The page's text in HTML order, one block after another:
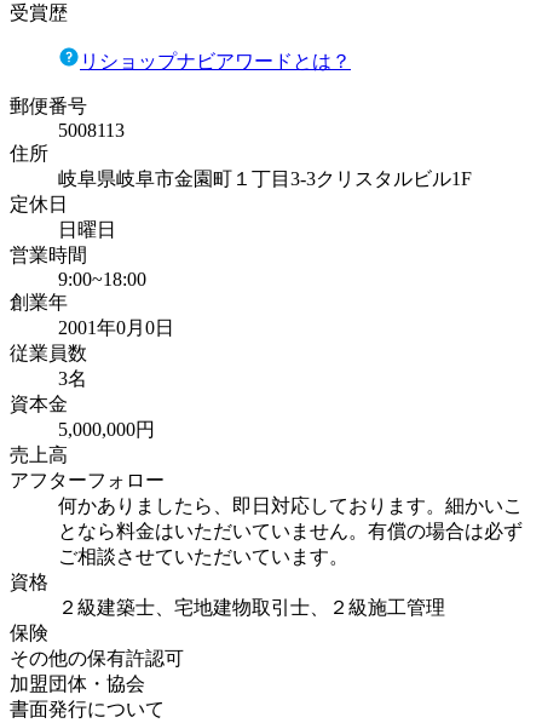
受賞歴
リショップナビアワードとは？
郵便番号
5008113
住所
岐阜県岐阜市金園町１丁目3-3クリスタルビル1F
定休日
日曜日
営業時間
9:00~18:00
創業年
2001年0月0日
従業員数
3名
資本金
5,000,000円
売上高
アフターフォロー
何かありましたら、即日対応しております。細かいこ
となら料金はいただいていません。有償の場合は必ず
ご相談させていただいています。
資格
２級建築士、宅地建物取引士、２級施工管理
保険
その他の保有許認可
加盟団体・協会
書面発行について